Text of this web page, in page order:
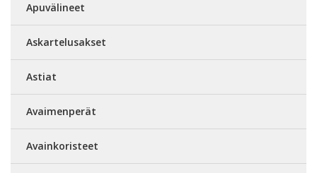
Apuvälineet
Askartelusakset
Astiat
Avaimenperät
Avainkoristeet